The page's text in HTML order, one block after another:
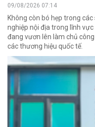
09/08/2026 07:14
Không còn bó hẹp trong
nghiệp nội địa trong lĩnh
đang vươn lên làm chủ
các thương hiệu quốc tế.